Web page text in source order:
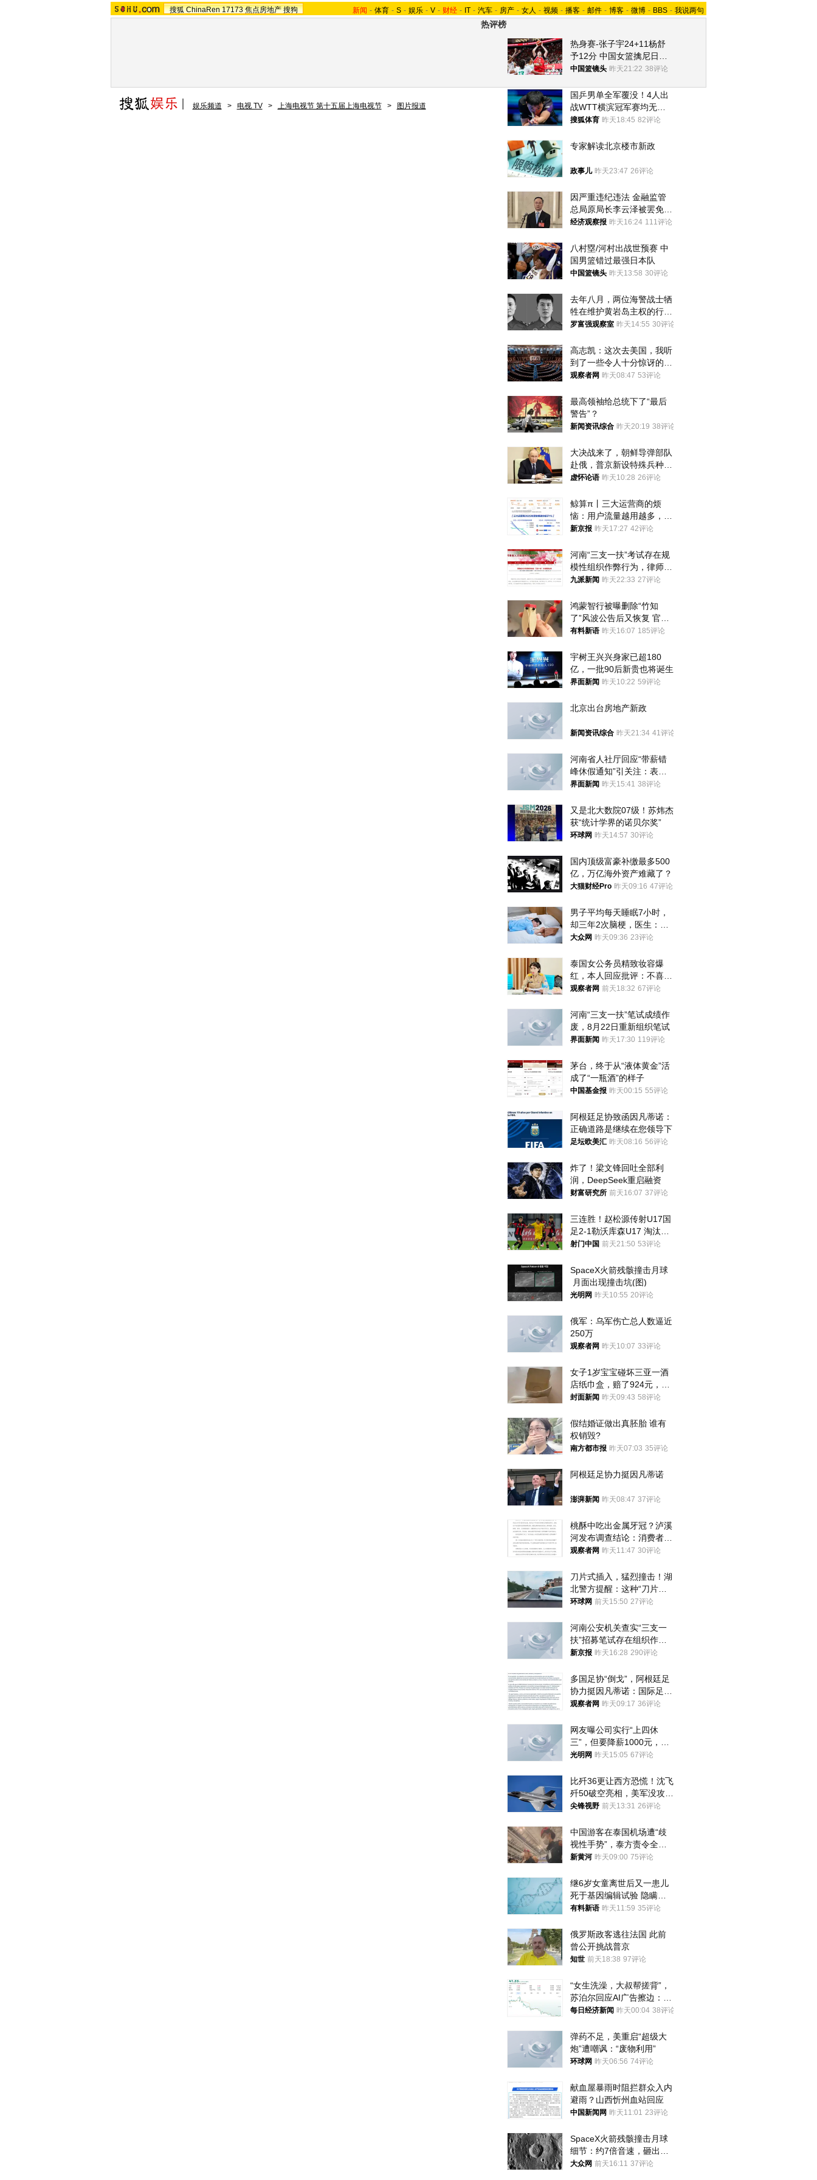
搜狐 ChinaRen 17173 焦点房地产 搜狗 新闻 - 体育 - S - 娱乐 - V - 财经 - IT - 汽车 - 房产 - 女人 - 视频 - 播客 - 邮件 - 博客 - 微博 - BBS - 我说两句
热评榜
热身赛-张子宇24+11杨舒
予12分 中国女篮擒尼日利
亚
中国篮镜头 昨天21:22 38评论
国乒男单全军覆没！4人出
战WTT横滨冠军赛均无缘
八强
搜狐体育 昨天18:45 82评论
专家解读北京楼市新政
政事儿 昨天23:47 26评论
因严重违纪违法 金融监管
总局原局长李云泽被罢免全
国人大代表
经济观察报 昨天16:24 111评论
八村塁/河村出战世预赛 中
国男篮错过最强日本队
中国篮镜头 昨天13:58 30评论
去年八月，两位海警战士牺
牲在维护黄岩岛主权的行动
中
罗富强观察室 昨天14:55 30评论
高志凯：这次去美国，我听
到了一些令人十分惊讶的消
息
观察者网 昨天08:47 53评论
最高领袖给总统下了“最后
警告”？
新闻资讯综合 昨天20:19 38评论
大决战来了，朝鲜导弹部队
赴俄，普京新设特殊兵种，
76岁老将扛旗
虚怀论语 昨天10:28 26评论
鲸算π丨三大运营商的烦
恼：用户流量越用越多，收
入却越来越少
新京报 昨天17:27 42评论
河南“三支一扶”考试存在规
模性组织作弊行为，律师：
涉嫌非法获取国家秘密罪等
九派新闻 昨天22:33 27评论
鸿蒙智行被曝删除“竹知
了”风波公告后又恢复 官媒
曾力挺：劝华为要大度的，
有料新语 昨天16:07 185评论
宇树王兴兴身家已超180
亿，一批90后新贵也将诞生
界面新闻 昨天10:22 59评论
北京出台房地产新政
新闻资讯综合 昨天21:34 41评论
河南省人社厅回应“带薪错
峰休假通知”引关注：表述
不够准确，待修改后印发
界面新闻 昨天15:41 38评论
又是北大数院07级！苏炜杰
获“统计学界的诺贝尔奖”
环球网 昨天14:57 30评论
国内顶级富豪补缴最多500
亿，万亿海外资产难藏了？
大猫财经Pro 昨天09:16 47评论
男子平均每天睡眠7小时，
却三年2次脑梗，医生：这
样睡觉更伤身
大众网 昨天09:36 23评论
泰国女公务员精致妆容爆
红，本人回应批评：不喜欢
就别看
观察者网 前天18:32 67评论
河南“三支一扶”笔试成绩作
废，8月22日重新组织笔试
界面新闻 昨天17:30 119评论
茅台，终于从“液体黄金”活
成了“一瓶酒”的样子
中国基金报 昨天00:15 55评论
阿根廷足协致函因凡蒂诺：
正确道路是继续在您领导下
足坛欧美汇 昨天08:16 56评论
炸了！梁文锋回吐全部利
润，DeepSeek重启融资
财富研究所 前天16:07 37评论
三连胜！赵松源传射U17国
足2-1勒沃库森U17 淘汰赛
将战河床
射门中国 前天21:50 53评论
SpaceX火箭残骸撞击月球
月面出现撞击坑(图)
光明网 昨天10:55 20评论
俄军：乌军伤亡总人数逼近
250万
观察者网 昨天10:07 33评论
女子1岁宝宝碰坏三亚一酒
店纸巾盒，赔了924元，发
帖吐槽后酒店退还一半的
封面新闻 昨天09:43 58评论
假结婚证做出真胚胎 谁有
权销毁?
南方都市报 昨天07:03 35评论
阿根廷足协力挺因凡蒂诺
澎湃新闻 昨天08:47 37评论
桃酥中吃出金属牙冠？泸溪
河发布调查结论：消费者已
澄清，所发视频情况不属实
观察者网 昨天11:47 30评论
刀片式插入，猛烈撞击！湖
北警方提醒：这种“刀片超
车”，太危险了
环球网 前天15:50 27评论
河南公安机关查实“三支一
扶”招募笔试存在组织作弊
犯罪行为
新京报 昨天16:28 290评论
多国足协“倒戈”，阿根廷足
协力挺因凡蒂诺：国际足联
今后应继续在其领导下前行
观察者网 昨天09:17 36评论
网友曝公司实行“上四休
三”，但要降薪1000元，不
接受只能辞职
光明网 昨天15:05 67评论
比歼36更让西方恐慌！沈飞
歼50破空亮相，美军没攻克
的技术被拿下
尖锋视野 前天13:31 26评论
中国游客在泰国机场遭“歧
视性手势”，泰方责令全面
调查，对责任人采取最严厉
新黄河 昨天09:00 75评论
继6岁女童离世后又一患儿
死于基因编辑试验 隐瞒一
年才对外披露
有料新语 昨天11:59 35评论
俄罗斯政客逃往法国 此前
曾公开挑战普京
知世 前天18:38 97评论
“女生洗澡，大叔帮搓背”，
苏泊尔回应AI广告擦边：视
频全下架，已强化内容管理
每日经济新闻 昨天00:04 38评论
弹药不足，美重启“超级大
炮”遭嘲讽：“废物利用”
环球网 昨天06:56 74评论
献血屋暴雨时阻拦群众入内
避雨？山西忻州血站回应
中国新闻网 昨天11:01 23评论
SpaceX火箭残骸撞击月球
细节：约7倍音速，砸出直
径约30米撞击坑
大众网 前天16:11 37评论
娱乐频道 > 电视 TV > 上海电视节 第十五届上海电视节 > 图片报道